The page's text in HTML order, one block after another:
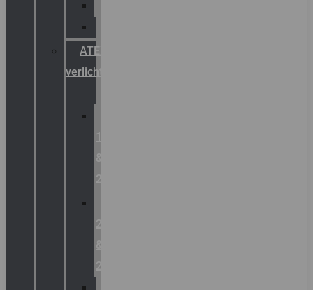
ATEX
verlichting
1
&
2
21
&
22